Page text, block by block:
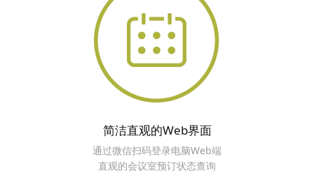
简洁直观的Web界面
通过微信扫码登录电脑Web端
直观的会议室预订状态查询